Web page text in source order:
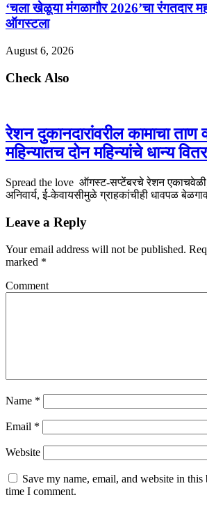
‘चला खेळूया मंगळागौर 2026’चा रंगतदार
ऑगस्टला
August 6, 2026
Check Also
रेशन दुकानदारांवरील कामाचा ताण
महिन्यातच दोन महिन्यांचे धान्य
Spread the love ऑगस्ट-सप्टेंबरचे रेशन एकाचवेळी;
अनिवार्य, ई-केवायसीमुळे ग्राहकांचीही धावपळ
Leave a Reply
Your email address will not be published.
marked *
Comment
Name *
Email *
Website
Save my name, email, and website in
time I comment.